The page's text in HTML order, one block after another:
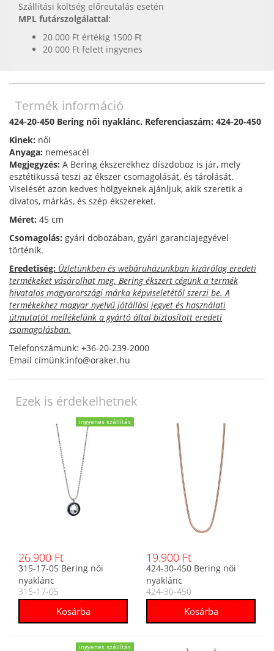
Szállítási költség előreutalás esetén
MPL futárszolgálattal:
20 000 Ft értékig 1500 Ft
20 000 Ft felett ingyenes
Termék információ
424-20-450 Bering női nyaklánc. Referenciaszám: 424-20-450
Kinek: női
Anyaga: nemesacél
Megjegyzés: A Bering ékszerekhez díszdoboz is jár, mely
esztétikussá teszi az ékszer csomagolását, és tárolását.
Viselését azon kedves hölgyeknek ajánljuk, akik szeretik a
divatos, márkás, és szép ékszereket.
Méret: 45 cm
Csomagolás: gyári dobozában, gyári garanciajegyével
történik.
Eredetiség: Üzletünkben és webáruházunkban kizárólag eredeti
termékeket vásárolhat meg. Bering ékszert cégünk a termék
hivatalos magyarországi márka képviseletétől szerzi be. A
termékekhez magyar nyelvű jótállási jegyet és használati
útmutatót mellékelünk a gyártó által biztosított eredeti
csomagolásban.
Telefonszámunk: +36-20-239-2000
Email címünk:info@oraker.hu
Ezek is érdekelhetnek
ingyenes szállítás
26.900 Ft
315-17-05 Bering női
nyaklánc
315-17-05
19.900 Ft
424-30-450 Bering női
nyaklánc
424-30-450
ingyenes szállítás